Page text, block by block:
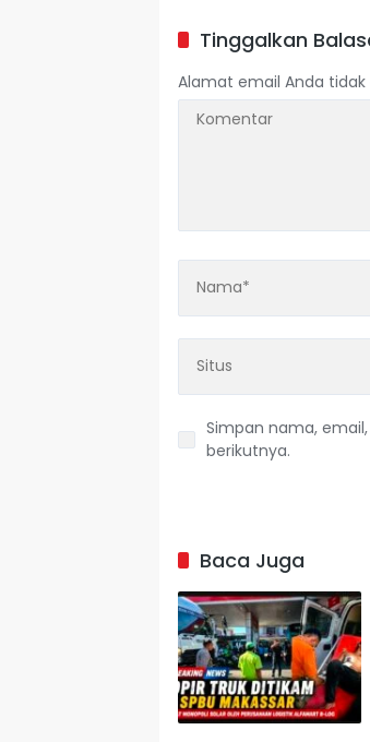
Tinggalkan
Alamat email Anda tidak
Simpan nama,
berikutnya.
Baca Juga